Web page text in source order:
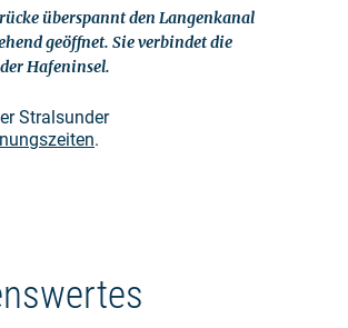
überspannt den Langenkanal
geöffnet. Sie verbindet die
Hafeninsel.
Stralsunder
.